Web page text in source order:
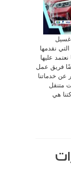
غسيل
نقدمها
عليها
فريق عمل
عن خدماتنا
متنقل
هي